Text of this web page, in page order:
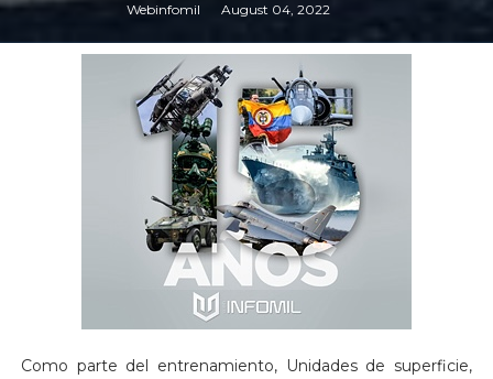
Webinfomil August 04, 2022
Como parte del entrenamiento, Unidades de superficie,